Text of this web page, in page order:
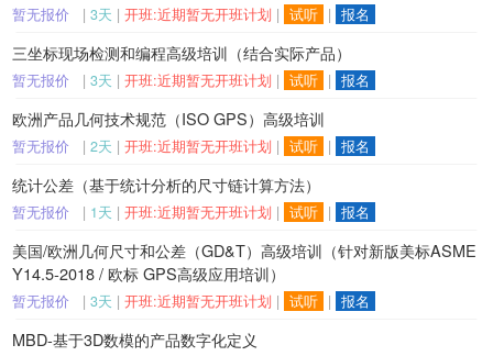
暂无报价 | 3天 | 开班:近期暂无开班计划 | 试听 | 报名
三坐标现场检测和编程高级培训（结合实际产品）
暂无报价 | 3天 | 开班:近期暂无开班计划 | 试听 | 报名
欧洲产品几何技术规范（ISO GPS）高级培训
暂无报价 | 2天 | 开班:近期暂无开班计划 | 试听 | 报名
统计公差（基于统计分析的尺寸链计算方法）
暂无报价 | 1天 | 开班:近期暂无开班计划 | 试听 | 报名
美国/欧洲几何尺寸和公差（GD&T）高级培训（针对新版美标ASME
Y14.5-2018 / 欧标 GPS高级应用培训）
暂无报价 | 3天 | 开班:近期暂无开班计划 | 试听 | 报名
MBD-基于3D数模的产品数字化定义